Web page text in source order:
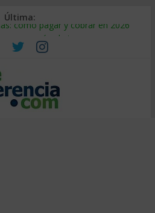
Última:
cómo pagar y cobrar en 2026
y por qué sale tan caro
cómo auditarla a tiempo
de suministro: qué hacer
cómo segmentarlo y venderle